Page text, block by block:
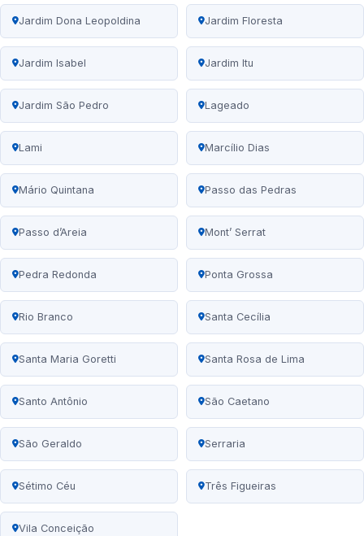
Jardim Dona Leopoldina Jardim Floresta
Jardim Isabel Jardim Itu
Jardim São Pedro Lageado
Lami Marcílio Dias
Mário Quintana Passo das Pedras
Passo d’Areia Mont’ Serrat
Pedra Redonda Ponta Grossa
Rio Branco Santa Cecília
Santa Maria Goretti Santa Rosa de Lima
Santo Antônio São Caetano
São Geraldo Serraria
Sétimo Céu Três Figueiras
Vila Conceição